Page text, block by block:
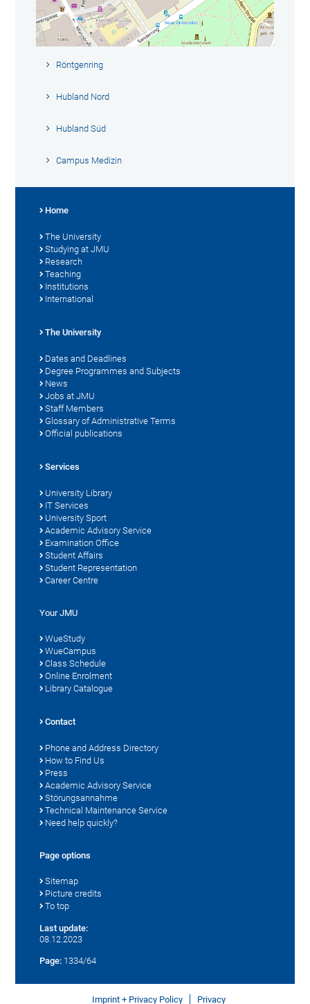
Röntgenring
Hubland Nord
Hubland Süd
Campus Medizin
Home
The University
Studying at JMU
Research
Teaching
Institutions
International
The University
Dates and Deadlines
Degree Programmes and Subjects
News
Jobs at JMU
Staff Members
Glossary of Administrative Terms
Official publications
Services
University Library
IT Services
University Sport
Academic Advisory Service
Examination Office
Student Affairs
Student Representation
Career Centre
Your JMU
WueStudy
WueCampus
Class Schedule
Online Enrolment
Library Catalogue
Contact
Phone and Address Directory
How to Find Us
Press
Academic Advisory Service
Störungsannahme
Technical Maintenance Service
Need help quickly?
Page options
Sitemap
Picture credits
To top
Last update:
08.12.2023
Page: 1334/64
Imprint + Privacy Policy Privacy